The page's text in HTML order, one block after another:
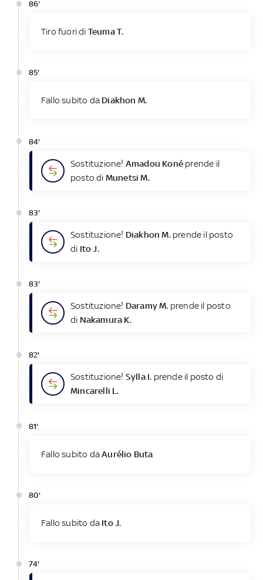
86'
Tiro fuori di Teuma T.
85'
Fallo subito da Diakhon M.
84'
Sostituzione! Amadou Koné prende il
posto di Munetsi M.
83'
Sostituzione! Diakhon M.prende il posto
di Ito J.
83'
Sostituzione! Daramy M. prende il posto
di Nakamura K.
82'
Sostituzione! Sylla I. prende il posto di
Mincarelli L.
81'
Fallo subito daAurélio Buta
80'
Fallo subito da Ito J.
74'